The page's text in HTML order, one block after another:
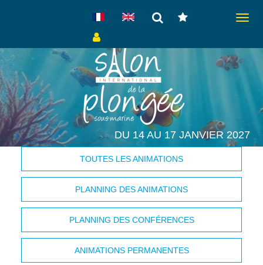
Toggle
DU 14 AU 17 JANVIER 2027
TOUTES LES ANIMATIONS
PLANNING DES ANIMATIONS
PLANNING DES CONFÉRENCES
ANIMATIONS PERMANENTES